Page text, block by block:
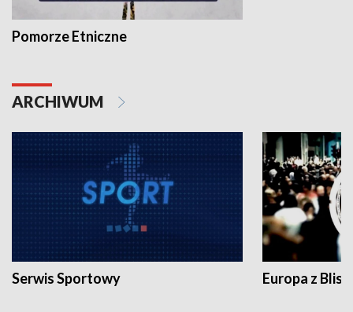
Pomorze Etniczne
ARCHIWUM
Serwis Sportowy Europa z